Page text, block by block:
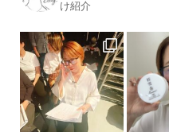
け紹介